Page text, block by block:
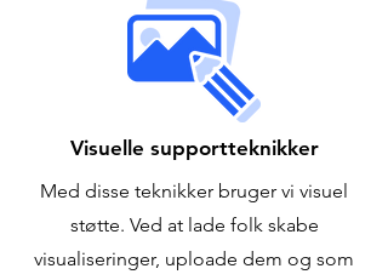
Visuelle supportteknikker
Med disse teknikker bruger vi visuel
støtte. Ved at lade folk skabe
visualiseringer, uploade dem og som